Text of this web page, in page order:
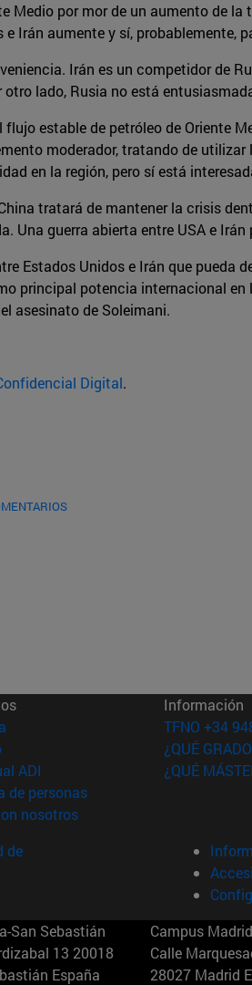
por mor de un aumento de
Irán aumente y sí, probablemente,
Irán es un competidor de
lado, Rusia no está
estable de petróleo de Oriente
moderador, tratando de
en la región, pero sí está
tratará de mantener la crisis
Una guerra abierta entre USA e
Estados Unidos e Irán que
principal potencia internacional
asesinato de Soleimani.
Digital.
(abre en nueva ventana)
(abre en nueva ventana)
ADI (abre en nueva ventana)
de personas(abre en nueva ventana)
nosotros(abre en nueva ventana)
Información
TFNO +34
¿QUÉ
¿QUÉ
de
San Sebastián
13 20018
España
Campus Madrid
Calle
28027 Madrid